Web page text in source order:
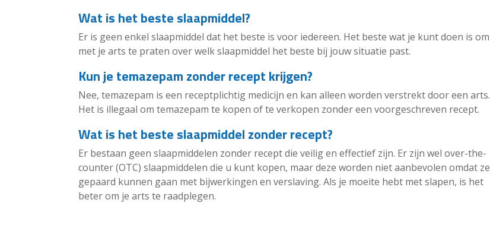
Wat is het beste slaapmiddel?
Er is geen enkel slaapmiddel dat het beste is voor iedereen. Het beste wat je kunt doen is om
met je arts te praten over welk slaapmiddel het beste bij jouw situatie past.
Kun je temazepam zonder recept krijgen?
Nee, temazepam is een receptplichtig medicijn en kan alleen worden verstrekt door een arts.
Het is illegaal om temazepam te kopen of te verkopen zonder een voorgeschreven recept.
Wat is het beste slaapmiddel zonder recept?
Er bestaan geen slaapmiddelen zonder recept die veilig en effectief zijn. Er zijn wel over-the-
counter (OTC) slaapmiddelen die u kunt kopen, maar deze worden niet aanbevolen omdat ze
gepaard kunnen gaan met bijwerkingen en verslaving. Als je moeite hebt met slapen, is het
beter om je arts te raadplegen.